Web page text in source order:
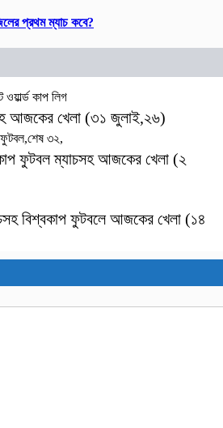
প্রথম ম্যাচ কবে?
সহ আজকের খেলা (৩১ জুলাই,২৬)
ফুটবল ম্যাচসহ আজকের খেলা (২
বিশ্ব‌কাপ ফুটবলে আজকের খেলা (১৪